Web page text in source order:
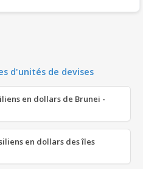
d'unités de devises
en dollars de Brunei -
en dollars des îles